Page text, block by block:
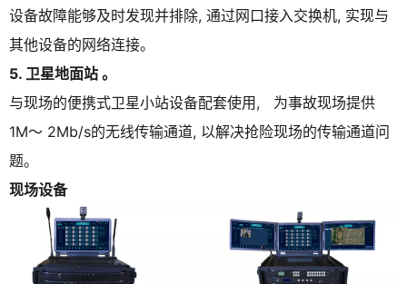
设备故障能够及时发现并排除, 通过网口接入交换机, 实现与
其他设备的网络连接。
5. 卫星地面站 。
与现场的便携式卫星小站设备配套使用, 为事故现场提供
1M～ 2Mb/s的无线传输通道, 以解决抢险现场的传输通道问
题。
现场设备